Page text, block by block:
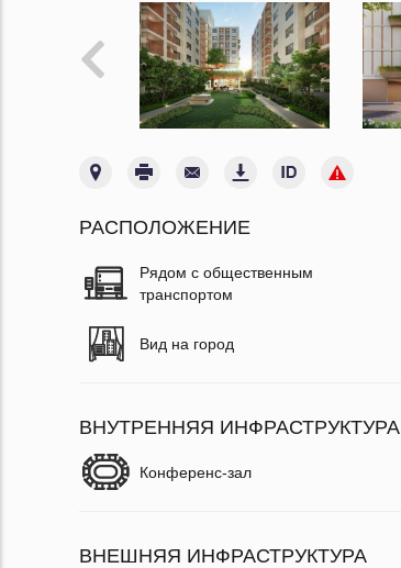
РАСПОЛОЖЕНИЕ
Рядом с общественным
транспортом
Вид на город
ВНУТРЕННЯЯ ИНФРАСТРУКТУРА
Конференс-зал
ВНЕШНЯЯ ИНФРАСТРУКТУРА